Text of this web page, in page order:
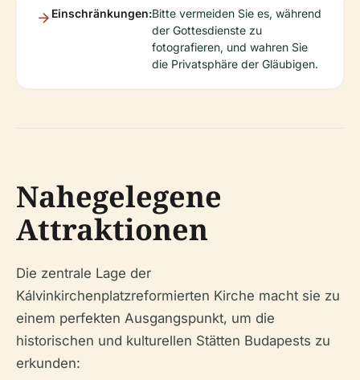
Einschränkungen:Bitte vermeiden Sie es, während
der Gottesdienste zu
fotografieren, und wahren Sie
die Privatsphäre der Gläubigen.
Nahegelegene
Attraktionen
Die zentrale Lage der
Kálvinkirchenplatzreformierten Kirche macht sie zu
einem perfekten Ausgangspunkt, um die
historischen und kulturellen Stätten Budapests zu
erkunden: